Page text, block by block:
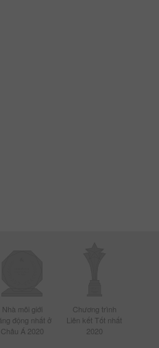
Nhà môi giới
động nhất ở
Châu Á 2020
Chương trình
Liên kết Tốt nhất
2020